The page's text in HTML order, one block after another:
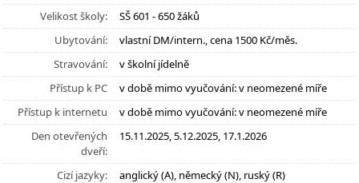
Velikost školy:
SŠ 601 - 650 žáků
Ubytování:
vlastní DM/intern., cena 1500 Kč/měs.
Stravování:
v školní jídelně
Přístup k PC
v době mimo vyučování: v neomezené míře
Přístup k internetu
v době mimo vyučování: v neomezené míře
Den otevřených
dveří:
15.11.2025, 5.12.2025, 17.1.2026
Cizí jazyky: anglický (A), německý (N), ruský (R)